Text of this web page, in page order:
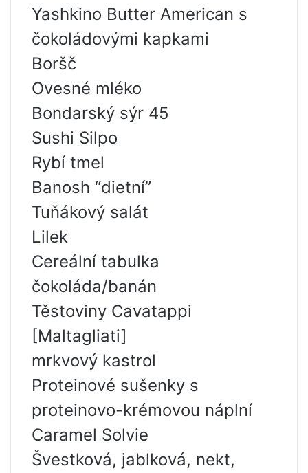
Yashkino Butter American s
čokoládovými kapkami
Boršč
Ovesné mléko
Bondarský sýr 45
Sushi Silpo
Rybí tmel
Banosh “dietní”
Tuňákový salát
Lilek
Cereální tabulka
čokoláda/banán
Těstoviny Cavatappi
[Maltagliati]
mrkvový kastrol
Proteinové sušenky s
proteinovo-krémovou náplní
Caramel Solvie
Švestková, jablková, nekt,